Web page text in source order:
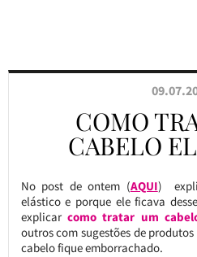
COMO
CABELO
No post de ontem (AQUI)
elástico e porque ele ficava
explicar como tratar um
outros com sugestões de
cabelo fique emborrachado.